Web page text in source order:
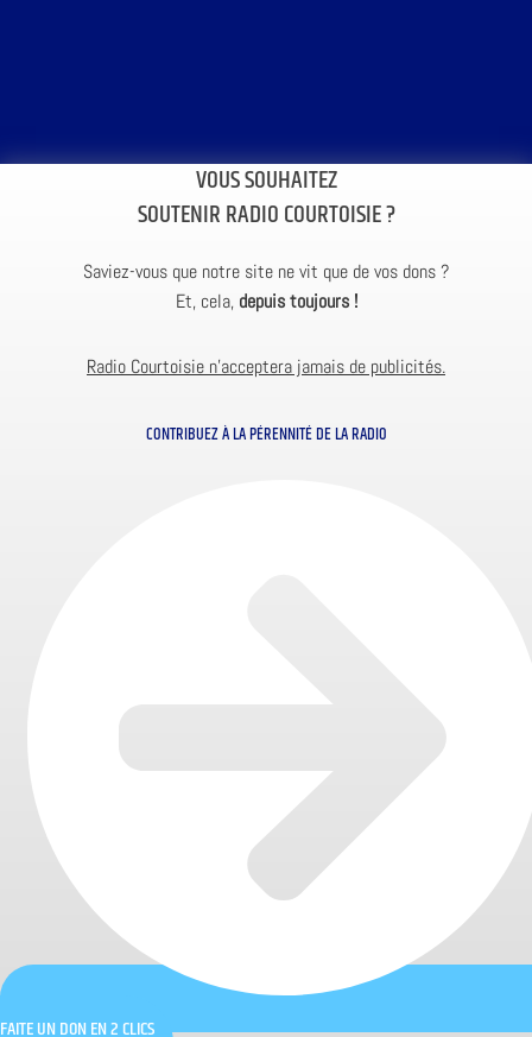
VOUS SOUHAITEZ
SOUTENIR RADIO COURTOISIE ?
Saviez-vous que notre site ne vit que de vos dons ?
Et, cela, depuis toujours !
Radio Courtoisie n’acceptera jamais de publicités.
CONTRIBUEZ À LA PÉRENNITÉ DE LA RADIO
FAITE UN DON EN 2 CLICS